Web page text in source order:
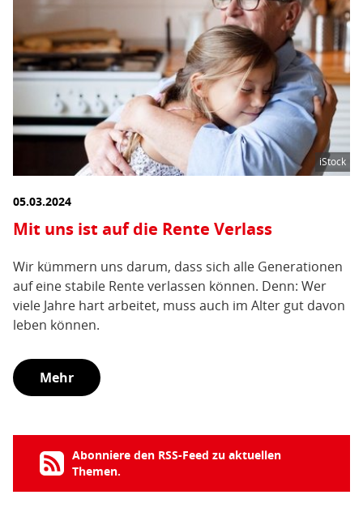
iStock
05.03.2024
Mit uns ist auf die Rente Verlass
Wir kümmern uns darum, dass sich alle Generationen
auf eine stabile Rente verlassen können. Denn: Wer
viele Jahre hart arbeitet, muss auch im Alter gut davon
leben können.
Mehr
Abonniere den RSS-Feed zu aktuellen
Themen.